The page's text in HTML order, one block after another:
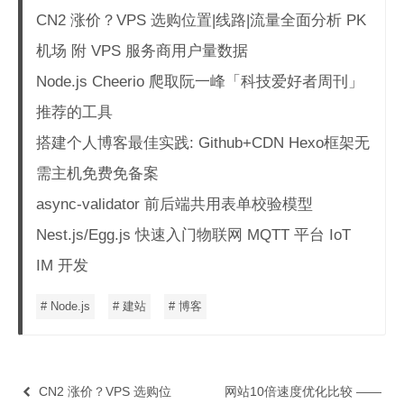
CN2 涨价？VPS 选购位置|线路|流量全面分析 PK
机场 附 VPS 服务商用户量数据
Node.js Cheerio 爬取阮一峰「科技爱好者周刊」
推荐的工具
搭建个人博客最佳实践: Github+CDN Hexo框架无
需主机免费免备案
async-validator 前后端共用表单校验模型
Nest.js/Egg.js 快速入门物联网 MQTT 平台 IoT
IM 开发
# Node.js # 建站 # 博客
CN2 涨价？VPS 选购位 网站10倍速度优化比较 ——